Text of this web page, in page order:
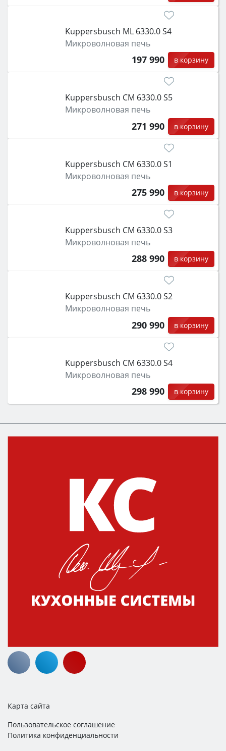
Kuppersbusch ML 6330.0 S4
Микроволновая печь
197 990 в корзину
Kuppersbusch CM 6330.0 S5
Микроволновая печь
271 990 в корзину
Kuppersbusch CM 6330.0 S1
Микроволновая печь
275 990 в корзину
Kuppersbusch CM 6330.0 S3
Микроволновая печь
288 990 в корзину
Kuppersbusch CM 6330.0 S2
Микроволновая печь
290 990 в корзину
Kuppersbusch CM 6330.0 S4
Микроволновая печь
298 990 в корзину
Карта сайта
Пользовательское соглашение
Политика конфиденциальности